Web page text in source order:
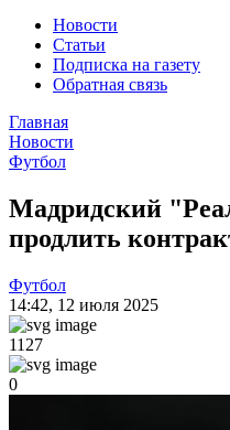
Новости
Статьи
Подписка на газету
Обратная связь
Главная
Новости
Футбол
Мадридский
продлить
Футбол
14:42, 12 июля 2025
1127
0